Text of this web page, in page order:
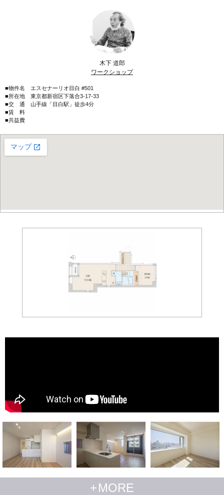
木下 道郎
ワークショップ
■物件名 エスセナーリオ目白 #501
■所在地 東京都新宿区下落合3-17-33
■交 通 山手線「目白駅」徒歩4分
■賃 料
■共益費
+MORE